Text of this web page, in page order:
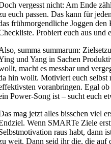
vergesst nicht: Am Ende
euch passen. Das kann für
frühmorgendliche Joggen
Probiert euch aus und
summa summarum:
und Yang in Sachen
macht es messbar und
hin wollt. Motiviert euch selbst
voranbringen. Egal
Power-Song ist – sucht euch
mag jetzt alles bisschen viel
Wenn SMARTe Ziele
raus habt, dann
weit. Dann seid ihr die, die auf